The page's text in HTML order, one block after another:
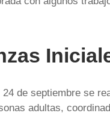
de septiembre se
adultas,